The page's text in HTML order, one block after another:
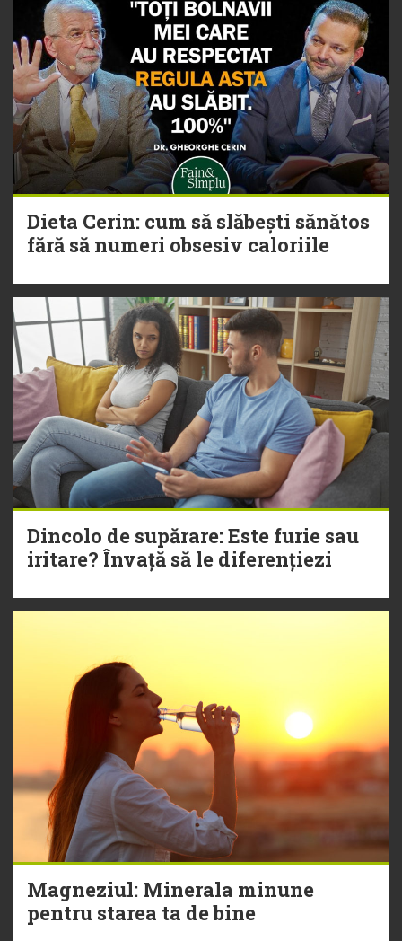
Dieta Cerin: cum să slăbești sănătos
fără să numeri obsesiv caloriile
Dincolo de supărare: Este furie sau
iritare? Învață să le diferențiezi
Magneziul: Minerala minune
pentru starea ta de bine